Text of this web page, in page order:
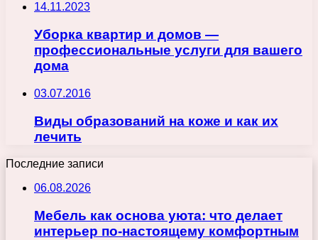
14.11.2023
Уборка квартир и домов —
профессиональные услуги для вашего
дома
03.07.2016
Виды образований на коже и как их
лечить
Последние записи
06.08.2026
Мебель как основа уюта: что делает
интерьер по-настоящему комфортным